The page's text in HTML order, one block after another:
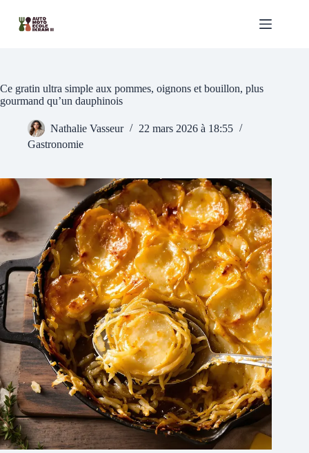
contenu
Ce gratin ultra simple aux pommes, oignons et bouillon, plus
gourmand qu’un dauphinois
Nathalie Vasseur
22 mars 2026 à 18:55
Gastronomie